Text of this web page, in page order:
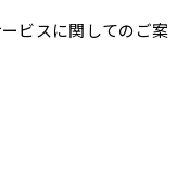
ビスに関してのご案